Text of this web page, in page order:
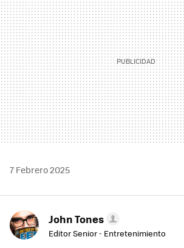
7 Febrero 2025
John Tones
Editor Senior - Entretenimiento